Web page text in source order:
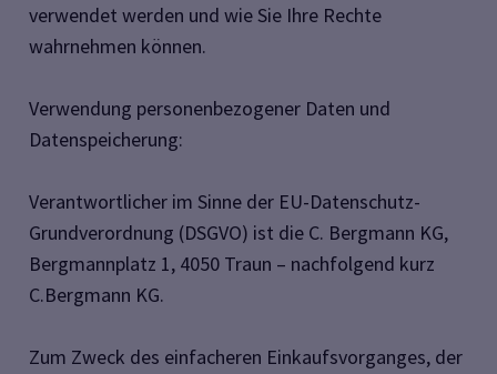
verwendet werden und wie Sie Ihre Rechte
wahrnehmen können.
Verwendung personenbezogener Daten und
Datenspeicherung:
Verantwortlicher im Sinne der EU-Datenschutz-
Grundverordnung (DSGVO) ist die C. Bergmann KG,
Bergmannplatz 1, 4050 Traun – nachfolgend kurz
C.Bergmann KG.
Zum Zweck des einfacheren Einkaufsvorganges, der